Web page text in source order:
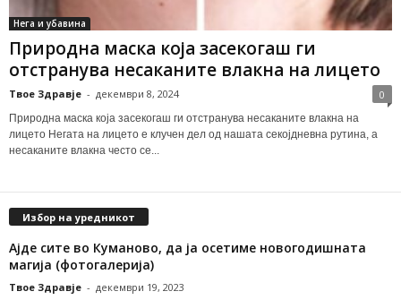
Нега и убавина
Природна маска која засекогаш ги
отстранува несаканите влакна на лицето
Твое Здравје - декември 8, 2024 0
Природна маска која засекогаш ги отстранува несаканите влакна на
лицето Негата на лицето е клучен дел од нашата секојдневна рутина, а
несаканите влакна често се...
Избор на уредникот
Ајде сите во Куманово, да ја осетиме новогодишната
магија (фотогалерија)
Твое Здравје - декември 19, 2023